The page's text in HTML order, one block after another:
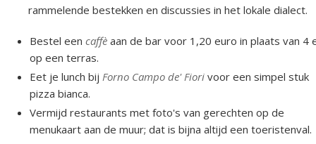
rammelende bestekken en discussies in het lokale dialect.
Bestel eencaffè aan de bar voor 1,20 euro in plaats van 4
op een terras.
Eet je lunch bijForno Campo de' Fiori voor een simpel stuk
pizza bianca.
Vermijd restaurants met foto's van gerechten op de
menukaart aan de muur; dat is bijna altijd een toeristenval.